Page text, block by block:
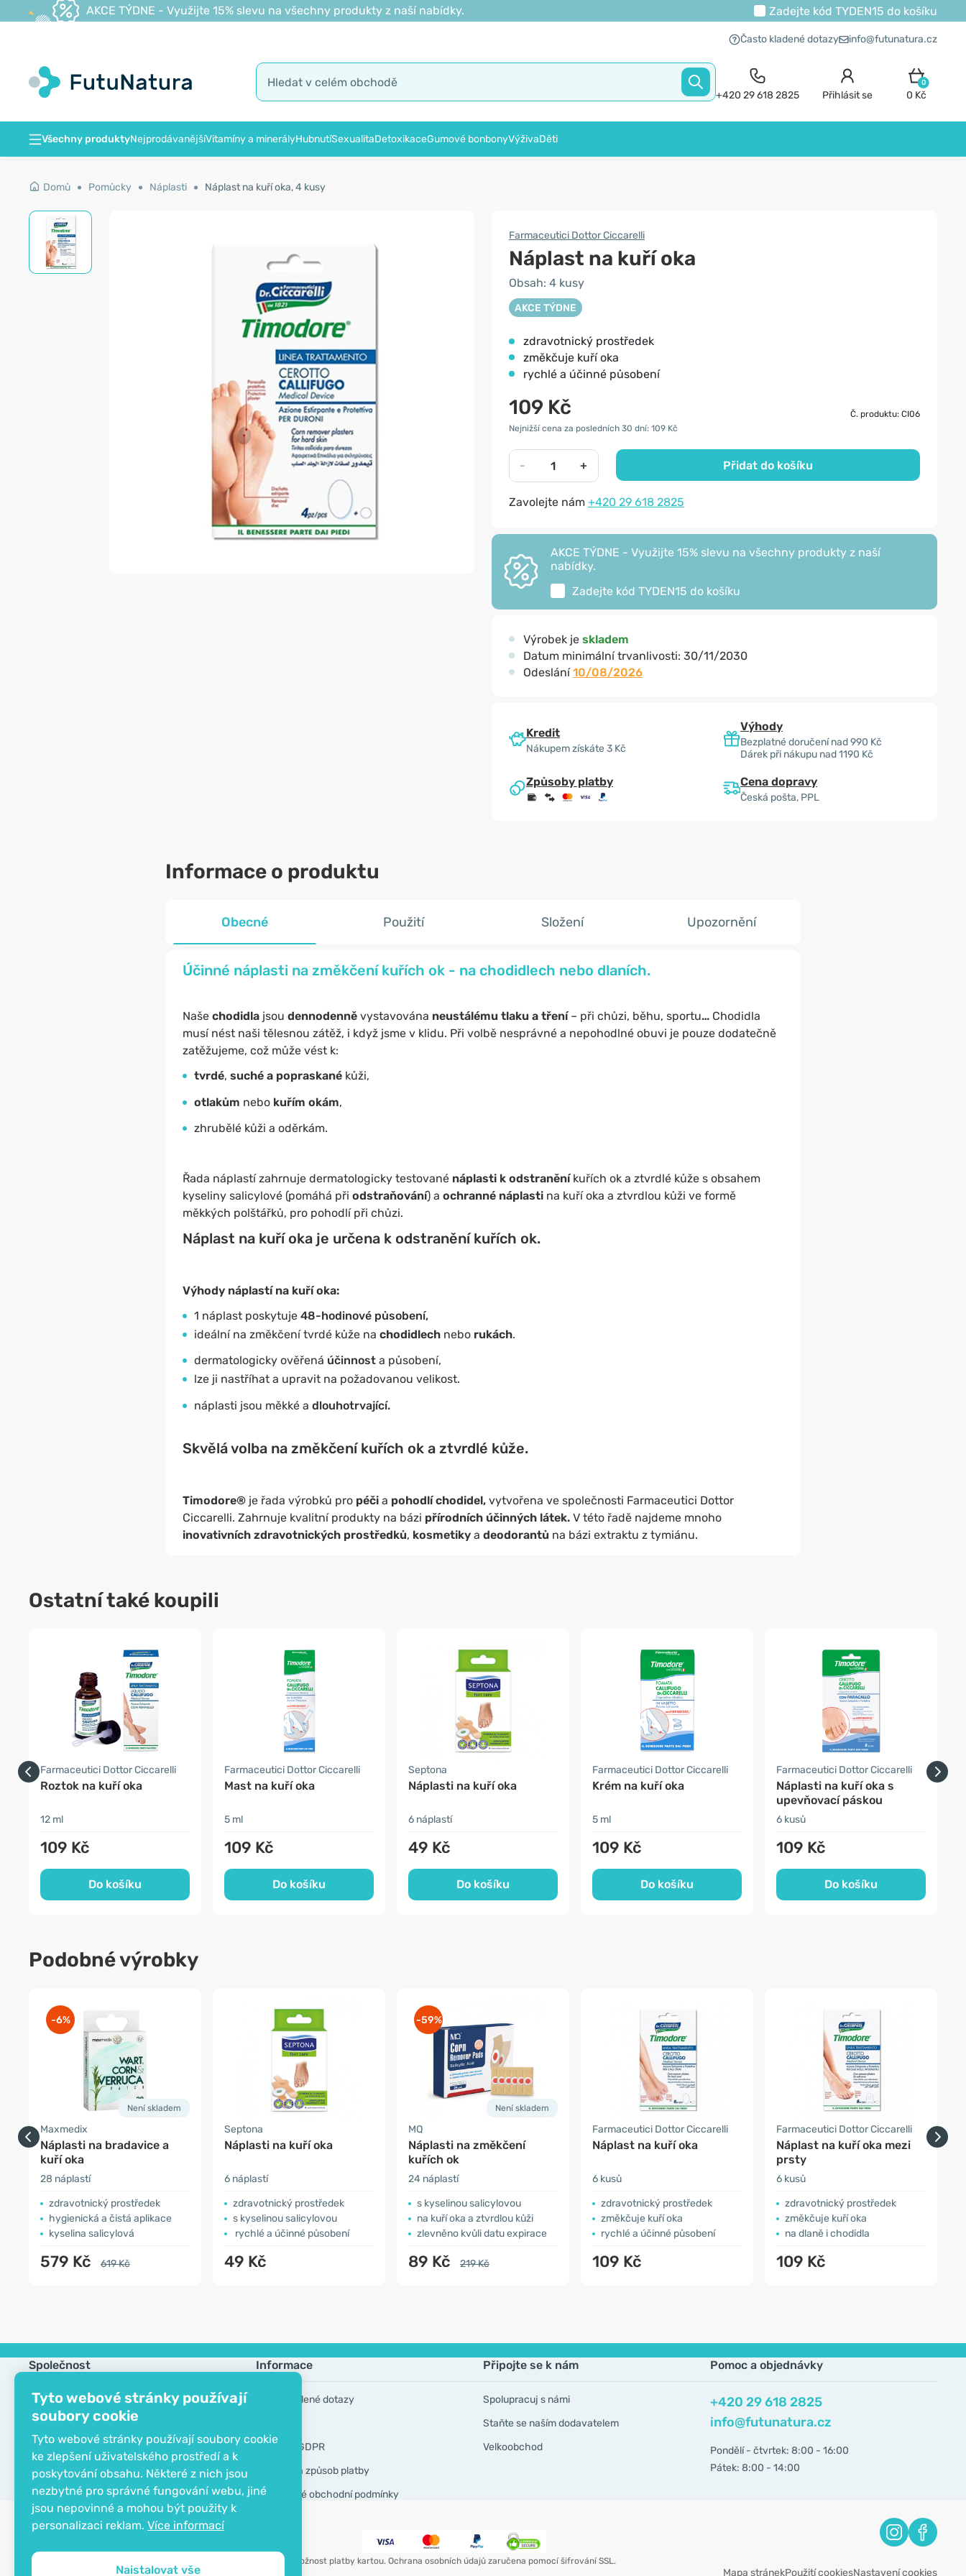
Tyto webové stránky používají
soubory cookie
Tyto webové stránky používají soubory cookie
ke zlepšení uživatelského prostředí a k
poskytování obsahu. Některé z nich jsou
nezbytné pro správné fungování webu, jiné
jsou nepovinné a mohou být použity k
personalizaci reklam. Více informací
Naistalovat vše
AKCE TÝDNE - Využijte 15% slevu na všechny produkty z naší nabídky. Zadejte kód TYDEN15 do košíku
Často kladené dotazy info@futunatura.cz
+420 29 618 2825 Přihlásit se
0
0 Kč
Všechny produktyNejprodávanějšíVitamíny a minerályHubnutíSexualitaDetoxikaceGumové bonbonyVýživaDěti
Domů Pomůcky Náplasti Náplast na kuří oka, 4 kusy
Farmaceutici Dottor Ciccarelli
Náplast na kuří oka
Obsah: 4 kusy
AKCE TÝDNE
zdravotnický prostředek
změkčuje kuří oka
rychlé a účinné působení
109 Kč
Č. produktu: CI06
Nejnižší cena za posledních 30 dní: 109 Kč
- + Přidat do košíku
Zavolejte nám +420 29 618 2825
AKCE TÝDNE - Využijte 15% slevu na všechny produkty z naší
nabídky.
Zadejte kód TYDEN15 do košíku
Výrobek je skladem
Datum minimální trvanlivosti: 30/11/2030
Odeslání10/08/2026
Kredit
Nákupem získáte 3 Kč
Výhody
Bezplatné doručení nad 990 Kč
Dárek při nákupu nad 1190 Kč
Způsoby platby Cena dopravy
Česká pošta, PPL
Informace o produktu
Obecné Použití Složení Upozornění
Účinné náplasti na změkčení kuřích ok - na chodidlech nebo dlaních.
Našechodidla jsou dennodenně vystavována neustálému tlaku a tření– při chůzi, běhu, sportu… Chodidla
musí nést naši tělesnou zátěž, i když jsme v klidu. Při volbě nesprávné a nepohodlné obuvi je pouze dodatečně
zatěžujeme, což může vést k:
tvrdé, suché a popraskanékůži,
otlakům nebo kuřím okám,
zhrubělé kůži a oděrkám.
Řada náplastí zahrnuje dermatologicky testované náplasti k odstraněníkuřích ok a ztvrdlé kůže s obsahem
kyseliny salicylové (pomáhá při odstraňování) a ochranné náplasti na kuří oka a ztvrdlou kůži ve formě
měkkých polštářků, pro pohodlí při chůzi.
Náplast na kuří oka je určena k odstranění kuřích ok.
Výhody náplastí na kuří oka:
1 náplast poskytuje 48-hodinové působení,
ideální na změkčení tvrdé kůže na chodidlechnebo rukách.
dermatologicky ověřená účinnost a působení,
lze ji nastříhat a upravit na požadovanou velikost.
náplasti jsou měkké a dlouhotrvající.
Skvělá volba na změkčení kuřích ok a ztvrdlé kůže.
Timodore® je řada výrobků propéči a pohodlí chodidel, vytvořena ve společnosti Farmaceutici Dottor
Ciccarelli. Zahrnuje kvalitní produkty na bázi přírodních účinných látek.V této řadě najdeme mnoho
inovativních zdravotnických prostředků, kosmetikya deodorantů na bázi extraktu z tymiánu.
Ostatní také koupili
Farmaceutici Dottor Ciccarelli
Roztok na kuří oka
12 ml
109 Kč
Do košíku
Farmaceutici Dottor Ciccarelli
Mast na kuří oka
5 ml
109 Kč
Do košíku
Septona
Náplasti na kuří oka
6 náplastí
49 Kč
Do košíku
Farmaceutici Dottor Ciccarelli
Krém na kuří oka
5 ml
109 Kč
Do košíku
Farmaceutici Dottor Ciccarelli
Náplasti na kuří oka s
upevňovací páskou
6 kusů
109 Kč
Do košíku
Podobné výrobky
-6%
Není skladem
Maxmedix
Náplasti na bradavice a
kuří oka
28 náplastí
zdravotnický prostředek
hygienická a čistá aplikace
kyselina salicylová
579 Kč 619 Kč
Septona
Náplasti na kuří oka
6 náplastí
zdravotnický prostředek
s kyselinou salicylovou
rychlé a účinné působení
49 Kč
-59%
Není skladem
MQ
Náplasti na změkčení
kuřích ok
24 náplastí
s kyselinou salicylovou
na kuří oka a ztvrdlou kůži
zlevněno kvůli datu expirace
89 Kč 219 Kč
Farmaceutici Dottor Ciccarelli
Náplast na kuří oka
6 kusů
zdravotnický prostředek
změkčuje kuří oka
rychlé a účinné působení
109 Kč
Farmaceutici Dottor Ciccarelli
Náplast na kuří oka mezi
prsty
6 kusů
zdravotnický prostředek
změkčuje kuří oka
na dlaně i chodidla
109 Kč
Společnost
Kontakt
O společnosti
EKO certifikát
Informace
Často kladené dotazy
Nástroje GDPR
Doprava a způsob platby
Všeobecné obchodní podmínky
Připojte se k nám
Spolupracuj s námi
Staňte se naším dodavatelem
Velkoobchod
Pomoc a objednávky
+420 29 618 2825
info@futunatura.cz
Pondělí - čtvrtek: 8:00 - 16:00
Pátek: 8:00 - 14:00
Možnost platby kartou. Ochrana osobních údajů zaručena pomocí šifrování SSL.
Copyright © 2012 - 2026   |   Be Healthy Group d.o.o. Mapa stránekPoužití cookiesNastavení cookies